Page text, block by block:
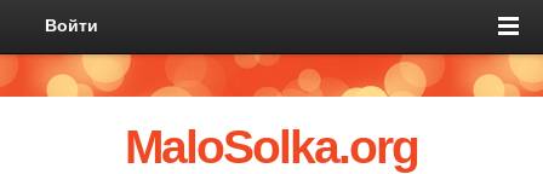
Войти
MaloSolka.org